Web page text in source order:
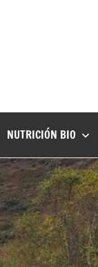
NUTRICIÓN BIO